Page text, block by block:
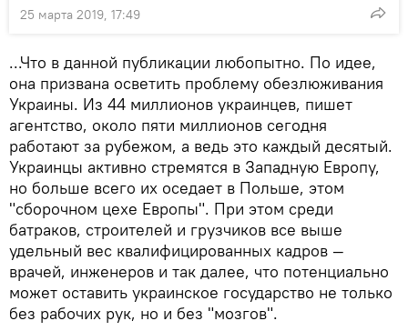
25 марта 2019, 17:49
...Что в данной публикации любопытно. По идее,
она призвана осветить проблему обезлюживания
Украины. Из 44 миллионов украинцев, пишет
агентство, около пяти миллионов сегодня
работают за рубежом, а ведь это каждый десятый.
Украинцы активно стремятся в Западную Европу,
но больше всего их оседает в Польше, этом
"сборочном цехе Европы". При этом среди
батраков, строителей и грузчиков все выше
удельный вес квалифицированных кадров —
врачей, инженеров и так далее, что потенциально
может оставить украинское государство не только
без рабочих рук, но и без "мозгов".